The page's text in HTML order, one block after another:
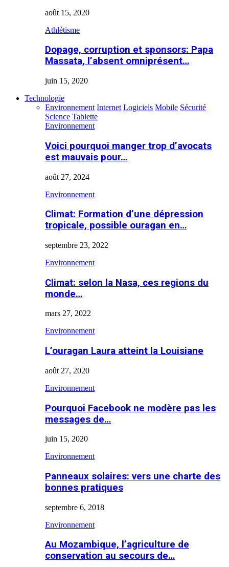
août 15, 2020
Athlétisme
Dopage, corruption et sponsors: Papa
Massata, l’absent omniprésent…
juin 15, 2020
Technologie
Environnement Internet Logiciels Mobile Sécurité
Science Tablette
Environnement
Voici pourquoi manger trop d’avocats
est mauvais pour…
août 27, 2024
Environnement
Climat: Formation d’une dépression
tropicale, possible ouragan en…
septembre 23, 2022
Environnement
Climat: selon la Nasa, ces regions du
monde…
mars 27, 2022
Environnement
L’ouragan Laura atteint la Louisiane
août 27, 2020
Environnement
Pourquoi Facebook ne modère pas les
messages de…
juin 15, 2020
Environnement
Panneaux solaires: vers une charte des
bonnes pratiques
septembre 6, 2018
Environnement
Au Mozambique, l’agriculture de
conservation au secours de…